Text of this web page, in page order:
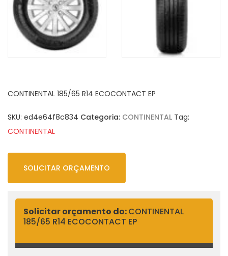
CONTINENTAL 185/65 R14 ECOCONTACT EP
SKU: ed4e64f8c834 Categoria: CONTINENTAL Tag:
CONTINENTAL
SOLICITAR ORÇAMENTO
Solicitar orçamento do:CONTINENTAL
185/65 R14 ECOCONTACT EP